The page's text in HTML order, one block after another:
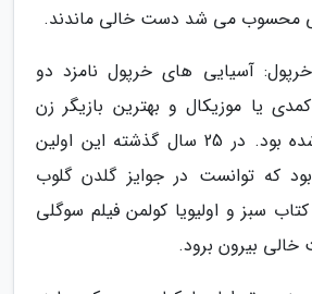
محسوب می شد دست خالی ماندند.
آسیایی های خرپول نامزد دو
یا موزیکال و بهترین بازیگر زن
کمدی یا موزیکال شده بود. در 25 سال گذشته این اولین
که توانست در جوایز گلدن گلوب
کتاب سبز و اولیویا کولمن فیلم سوگلی
بیرون برود.